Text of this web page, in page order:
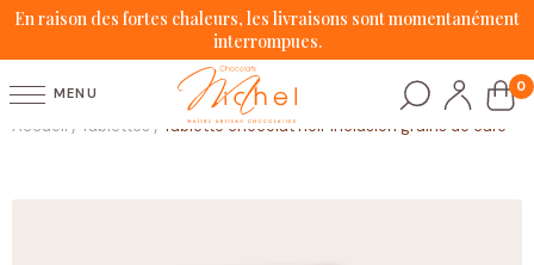
En raison des fortes chaleurs, les livraisons sont momentanément
interrompues.
MENU 0
Accueil / Tablettes / Tablette chocolat noir inclusion grains de café